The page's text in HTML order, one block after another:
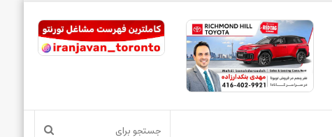
جستجو